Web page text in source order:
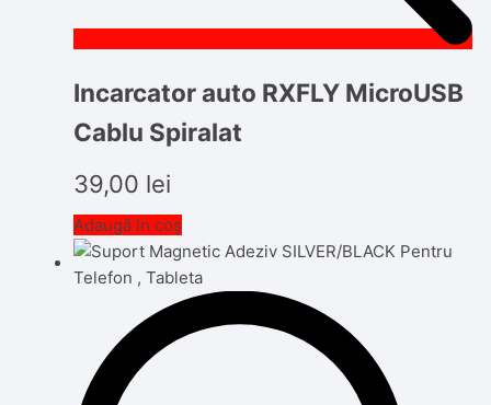
Incarcator auto RXFLY MicroUSB
Cablu Spiralat
39,00 lei
Adaugă în coș